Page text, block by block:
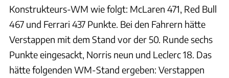
Konstrukteurs-WM wie folgt: McLaren 471, Red Bull
467 und Ferrari 437 Punkte. Bei den Fahrern hätte
Verstappen mit dem Stand vor der 50. Runde sechs
Punkte eingesackt, Norris neun und Leclerc 18. Das
hätte folgenden WM-Stand ergeben: Verstappen